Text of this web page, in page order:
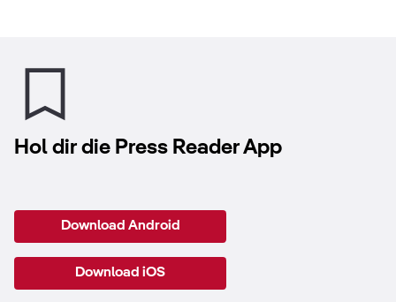
Hol dir die Press Reader App
Download Android
Download iOS